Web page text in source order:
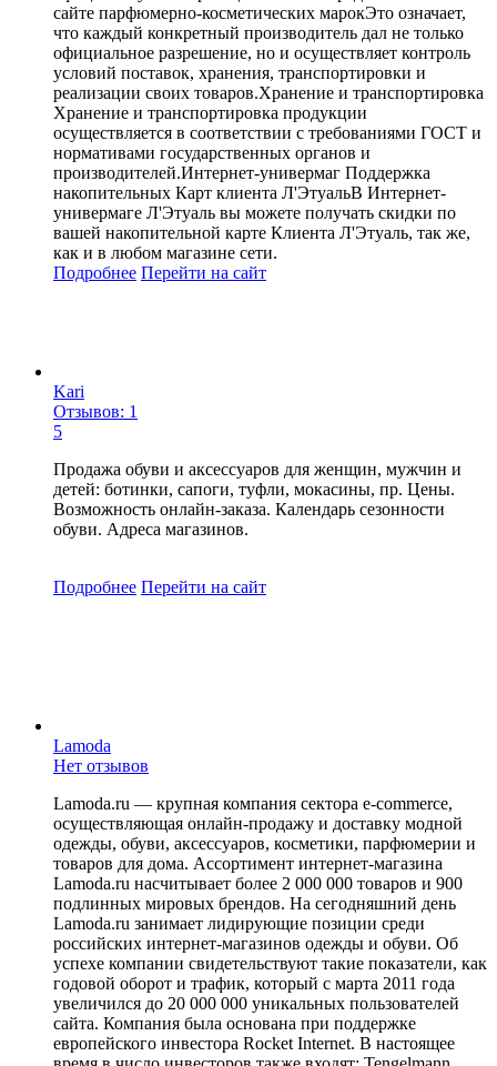
сайте парфюмерно-косметических марокЭто означает,
что каждый конкретный производитель дал не только
официальное разрешение, но и осуществляет контроль
условий поставок, хранения, транспортировки и
реализации своих товаров.Хранение и транспортировка
Хранение и транспортировка продукции
осуществляется в соответствии с требованиями ГОСТ и
нормативами государственных органов и
производителей.Интернет-универмаг Поддержка
накопительных Карт клиента Л'ЭтуальВ Интернет-
универмаге Л'Этуаль вы можете получать скидки по
вашей накопительной карте Клиента Л'Этуаль, так же,
как и в любом магазине сети.
Подробнее Перейти на сайт
Kari
Отзывов: 1
5
Продажа обуви и аксессуаров для женщин, мужчин и
детей: ботинки, сапоги, туфли, мокасины, пр. Цены.
Возможность онлайн-заказа. Календарь сезонности
обуви. Адреса магазинов.
Подробнее Перейти на сайт
Lamoda
Нет отзывов
Lamoda.ru — крупная компания сектора e-commerce,
осуществляющая онлайн-продажу и доставку модной
одежды, обуви, аксессуаров, косметики, парфюмерии и
товаров для дома. Ассортимент интернет-магазина
Lamoda.ru насчитывает более 2 000 000 товаров и 900
подлинных мировых брендов. На сегодняшний день
Lamoda.ru занимает лидирующие позиции среди
российских интернет-магазинов одежды и обуви. Об
успехе компании свидетельствуют такие показатели, как
годовой оборот и трафик, который с марта 2011 года
увеличился до 20 000 000 уникальных пользователей
сайта. Компания была основана при поддержке
европейского инвестора Rocket Internet. В настоящее